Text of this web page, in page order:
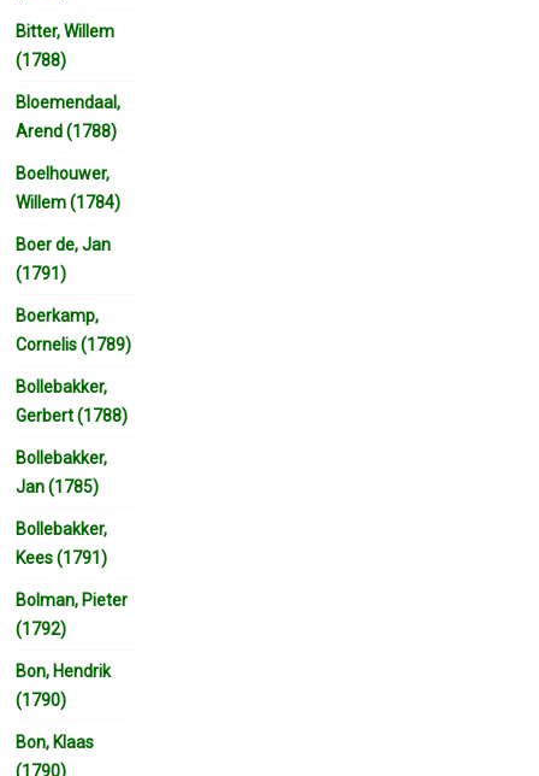
Bitter, Willem
(1788)
Bloemendaal,
Arend (1788)
Boelhouwer,
Willem (1784)
Boer de, Jan
(1791)
Boerkamp,
Cornelis (1789)
Bollebakker,
Gerbert (1788)
Bollebakker,
Jan (1785)
Bollebakker,
Kees (1791)
Bolman, Pieter
(1792)
Bon, Hendrik
(1790)
Bon, Klaas
(1790)